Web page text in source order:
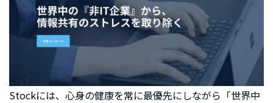
Stockには、心身の健康を常に最優先にしながら「世界中